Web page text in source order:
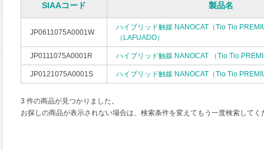
SIAAコード 製品名
JP0611075A0001W
ハイブリッド触媒 NANOCAT（Tio Tio
（LAFUADO）
JP0111075A0001R ハイブリッド触媒 NANOCAT （Tio Tio
JP0121075A0001S ハイブリッド触媒 NANOCAT（Tio Tio
3 件の商品が見つかりました。
お探しの商品が表示されない場合は、検索条件を変えてもう一度検索してく